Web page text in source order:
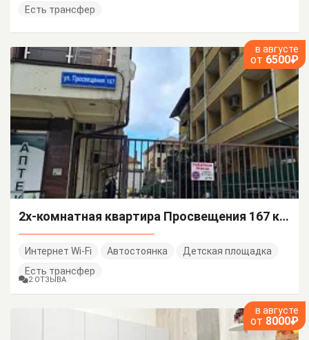
Есть трансфер
в августе
от 6500₽
2х-комнатная квартира Просвещения 167 кв 90
Интернет Wi-Fi Автостоянка
Детская площадка
Есть трансфер
2 ОТЗЫВА
в августе
от 8000₽